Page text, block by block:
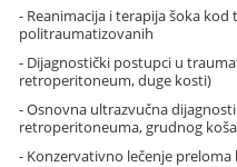
- Reanimacija i terapija šoka
politraumatizovanih
- Dijagnostički postupci u
retroperitoneum, duge kosti)
- Osnovna ultrazvučna
retroperitoneuma, grudnog koša
- Konzervativno lečenje preloma